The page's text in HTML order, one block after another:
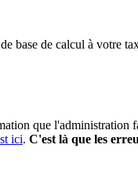
base de calcul à votre
que l'administration
ici. C'est là que les